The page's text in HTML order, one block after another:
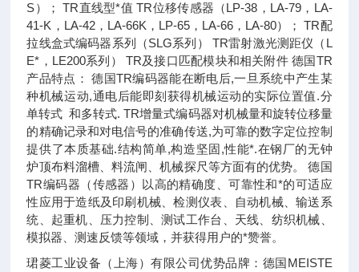
S）； TR直线型*值 TR位移传感器（LP-38，LA-79，LA-
41-K，LA-42，LA-66K，LP-65，LA-66，LA-80）； TR配
拉线盒式编码器系列（SLG系列） TR雷射激光测距仪（L
E*，LE200系列） TR及接口匹配模块和相关附件 德国TR
产品特点： 德国TR编码器能在断电后,一旦系统中产生某
种机械运动,通电后能即刻获得机械运动的实际位置值.分
单转式 和多转式. TR增量式编码器对机械量和旋转位移量
的精确记录和对电信号的准确传送,为可靠的数字定位控制
提供了本质基础.结构简单,构造坚固,性能*.在钢厂的无钟
炉顶布料溜槽、料流闸、机械探尺等方面有的优势。 德国
TR编码器（传感器）以高的精确度、可靠性和*的可适应
性应用于造纸及印刷机械、检测仪表、自动机械、输送系
统、起重机、压力控制、测试工作台、天线、纺织机械、
模拟器、测速反馈等领域，并获得用户的*赞誉。
珺菱工业设备（上海）有限公司优势品牌：德国MEISTE